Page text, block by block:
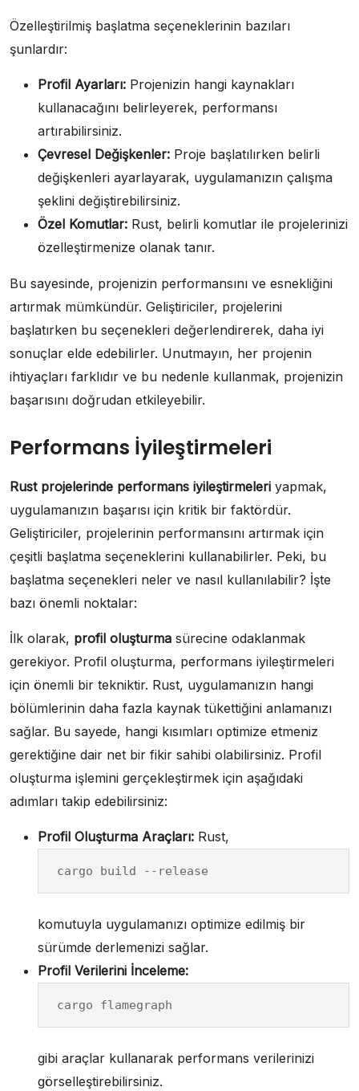
Özelleştirilmiş başlatma seçeneklerinin bazıları
şunlardır:
Profil Ayarları: Projenizin hangi kaynakları
kullanacağını belirleyerek, performansı
artırabilirsiniz.
Çevresel Değişkenler: Proje başlatılırken belirli
değişkenleri ayarlayarak, uygulamanızın çalışma
şeklini değiştirebilirsiniz.
Özel Komutlar: Rust, belirli komutlar ile projelerinizi
özelleştirmenize olanak tanır.
Bu sayesinde, projenizin performansını ve esnekliğini
artırmak mümkündür. Geliştiriciler, projelerini
başlatırken bu seçenekleri değerlendirerek, daha iyi
sonuçlar elde edebilirler. Unutmayın, her projenin
ihtiyaçları farklıdır ve bu nedenle kullanmak, projenizin
başarısını doğrudan etkileyebilir.
Performans İyileştirmeleri
Rust projelerinde performans iyileştirmeleri yapmak,
uygulamanızın başarısı için kritik bir faktördür.
Geliştiriciler, projelerinin performansını artırmak için
çeşitli başlatma seçeneklerini kullanabilirler. Peki, bu
başlatma seçenekleri neler ve nasıl kullanılabilir? İşte
bazı önemli noktalar:
İlk olarak, profil oluşturma sürecine odaklanmak
gerekiyor. Profil oluşturma, performans iyileştirmeleri
için önemli bir tekniktir. Rust, uygulamanızın hangi
bölümlerinin daha fazla kaynak tükettiğini anlamanızı
sağlar. Bu sayede, hangi kısımları optimize etmeniz
gerektiğine dair net bir fikir sahibi olabilirsiniz. Profil
oluşturma işlemini gerçekleştirmek için aşağıdaki
adımları takip edebilirsiniz:
Profil Oluşturma Araçları: Rust,
cargo build --release
komutuyla uygulamanızı optimize edilmiş bir
sürümde derlemenizi sağlar.
Profil Verilerini İnceleme:
cargo flamegraph
gibi araçlar kullanarak performans verilerinizi
görselleştirebilirsiniz.